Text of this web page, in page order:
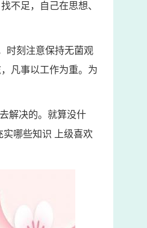
不足，自己在思想、
时刻注意保持无菌观
凡事以工作为重。为
解决的。就算没什
哪些知识 上级喜欢